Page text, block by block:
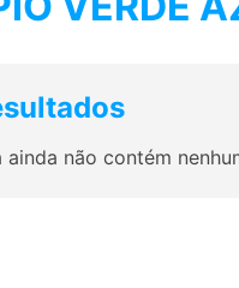
ainda não contém